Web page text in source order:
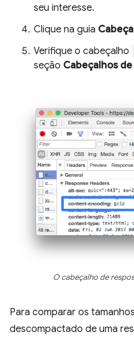
seu interesse.
Clique na guia
Verifique o cabeçalho
seção Cabeçalhos
O cabeçalho de
Para comparar os
descompactado de uma